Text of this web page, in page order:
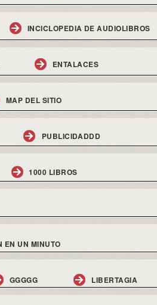
INCICLOPEDIA DE AUDIOLIBROS
ENTALACES
MAP DEL SITIO
PUBLICIDADDD
1000 LIBROS
EN UN MINUTO
GGGGG LIBERTAGIA